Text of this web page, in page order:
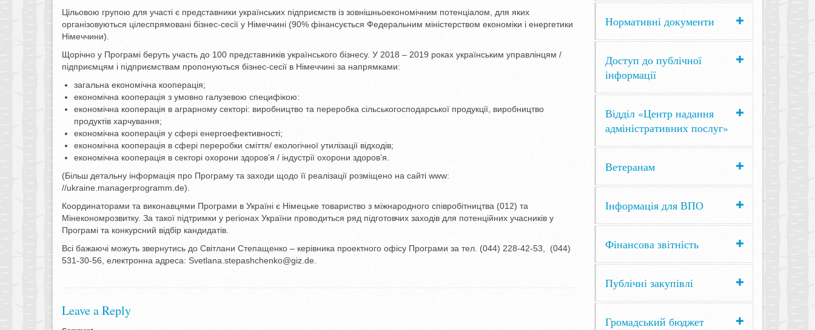
Цільовою групою для участі є представники українських підприємств із зовнішньоекономічним потенціалом, для яких
організовуються цілеспрямовані бізнес-сесії у Німеччині (90% фінансується Федеральним міністерством економіки і енергетики
Німеччини).
Щорічно у Програмі беруть участь до 100 представників українського бізнесу. У 2018 – 2019 роках українським управлінцям /
підприємцям і підприємствам пропонуються бізнес-сесії в Німеччині за напрямками:
загальна економічна кооперація;
економічна кооперація з умовно галузевою специфікою:
економічна кооперація в аграрному секторі: виробництво та переробка сільськогосподарської продукції, виробництво
продуктів харчування;
економічна кооперація у сфері енергоефективності;
економічна кооперація в сфері переробки сміття/ екологічної утилізації відходів;
економічна кооперація в секторі охорони здоров’я / індустрії охорони здоров’я.
(Більш детальну інформація про Програму та заходи щодо її реалізації розміщено на сайті www:
//ukraine.managerprogramm.de).
Координаторами та виконавцями Програми в Україні є Німецьке товариство з міжнародного співробітництва (012) та
Мінекономрозвитку. За такої підтримки у регіонах України проводиться ряд підготовчих заходів для потенційних учасників у
Програмі та конкурсний відбір кандидатів.
Всі бажаючі можуть звернутись до Світлани Степащенко – керівника проектного офісу Програми за тел. (044) 228-42-53, (044)
531-30-56, електронна адреса: Svetlana.stepashchenko@giz.de.
Leave a Reply
Нормативні документи
Доступ до публічної
інформації
Відділ «Центр надання
адміністративних послуг»
Ветеранам
Інформація для ВПО
Фінансова звітність
Публічні закупівлі
Громадський бюджет